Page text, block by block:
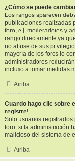
¿Cómo se puede
Los rangos aparecen
publicaciones realizadas
foro, e.j. moderadores y
rango directamente ya
no abuse de sus
mayoría de los foros lo
administradores
incluso a tomar medidas
Arriba
Cuando hago clic sobre
registre!
Solo usuarios registrados
foro, si la administración
malicioso del sistema de
Arriba